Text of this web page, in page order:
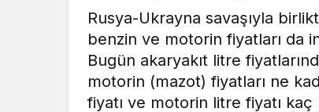
Rusya-Ukrayna savaşıyla
benzin ve motorin fiyatları da
Bugün akaryakıt litre
motorin (mazot) fiyatları ne
fiyatı ve motorin litre fiyatı